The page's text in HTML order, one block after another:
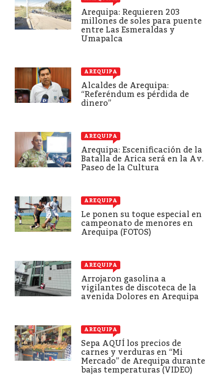
Arequipa: Requieren 203
millones de soles para puente
entre Las Esmeraldas y
Umapalca
AREQUIPA
Alcaldes de Arequipa:
“Referéndum es pérdida de
dinero”
AREQUIPA
Arequipa: Escenificación de la
Batalla de Arica será en la Av.
Paseo de la Cultura
AREQUIPA
Le ponen su toque especial en
campeonato de menores en
Arequipa (FOTOS)
AREQUIPA
Arrojaron gasolina a
vigilantes de discoteca de la
avenida Dolores en Arequipa
AREQUIPA
Sepa AQUÍ los precios de
carnes y verduras en “Mi
Mercado” de Arequipa durante
bajas temperaturas (VIDEO)